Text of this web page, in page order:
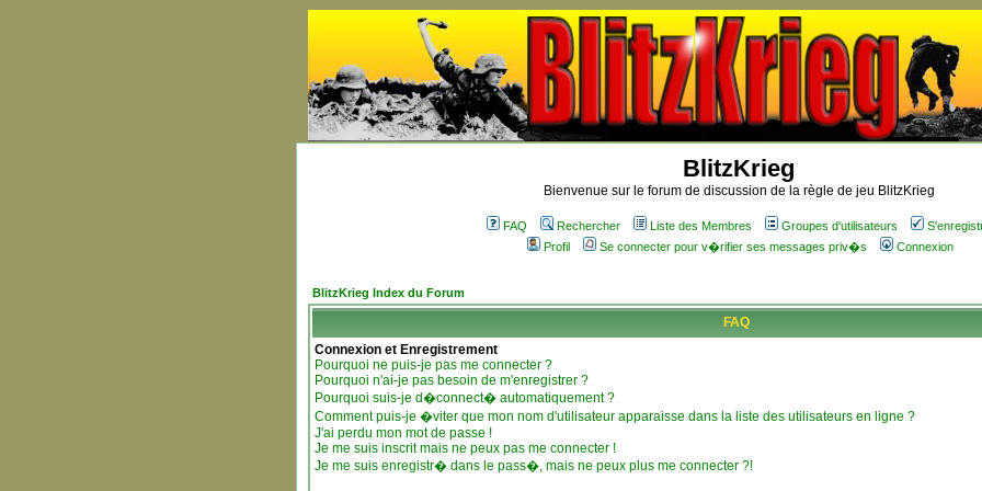
BlitzKrieg
Bienvenue sur le forum de discussion de la règle de jeu BlitzKrieg
FAQ Rechercher Liste des Membres Groupes d'utilisateurs
Profil
Se connecter pour v�rifier ses messages priv�s Connexion
BlitzKrieg Index du Forum
FAQ
Connexion et Enregistrement
Pourquoi ne puis-je pas me connecter ?
Pourquoi n'ai-je pas besoin de m'enregistrer ?
Pourquoi suis-je d�connect� automatiquement ?
Comment puis-je �viter que mon nom d'utilisateur apparaisse dans la liste des utilisateurs en ligne ?
J'ai perdu mon mot de passe !
Je me suis inscrit mais ne peux pas me connecter !
Je me suis enregistr� dans le pass�, mais ne peux plus me connecter ?!